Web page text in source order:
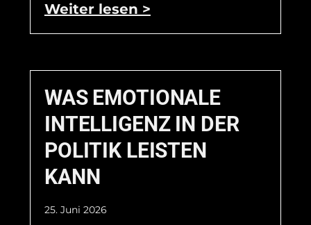
Weiter lesen >
WAS EMOTIONALE
INTELLIGENZ IN DER
POLITIK LEISTEN
KANN
25. Juni 2026